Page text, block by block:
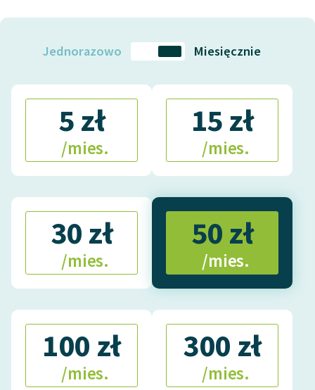
Popularyzacja
feministycznej
Ręce pełne poezji
Kolekcje edukacyjne
twórców przechodzących
do domeny publicznej,
lektur szkolnych oraz
Starego Testamentu
Odkurzamy bohaterów
Szkoła Poezji Wolnych
Lektur
O nas
Kontakt
O projekcie
Jednorazowo Miesięcznie
5 zł
/mies.
15 zł
/mies.
30 zł
/mies.
50 zł
/mies.
100 zł
/mies.
300 zł
/mies.